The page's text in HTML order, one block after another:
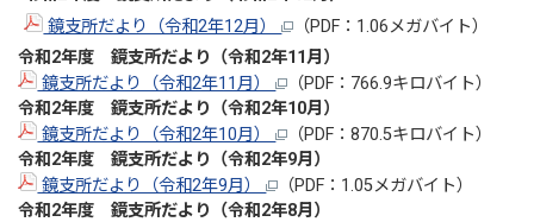
鏡支所だより（令和2年12月）
（PDF：1.06メガバイト）
令和2年度 鏡支所だより（令和2年11月 ）
鏡支所だより（令和2年11月）
（PDF：766.9キロバイト）
令和2年度 鏡支所だより（令和2年10月 ）
鏡支所だより（令和2年10月）
（PDF：870.5キロバイト）
令和2年度 鏡支所だより（令和2年9月 ）
鏡支所だより（令和2年9月）
（PDF：1.05メガバイト）
令和2年度 鏡支所だより（令和2年8月 ）